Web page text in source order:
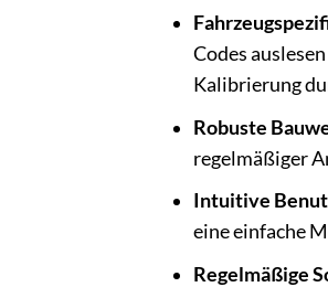
Codes
Kalibrierung
Robuste
regelmäßiger
Intuitive
eine einfache
Regelmäßige